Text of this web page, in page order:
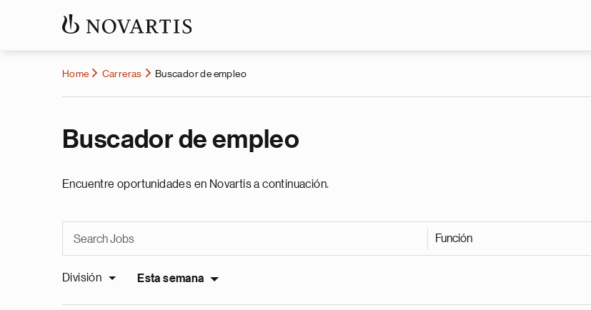
Home Carreras Buscador de empleo
Buscador de empleo
Encuentre oportunidades en Novartis a continuación.
Función
División Esta semana